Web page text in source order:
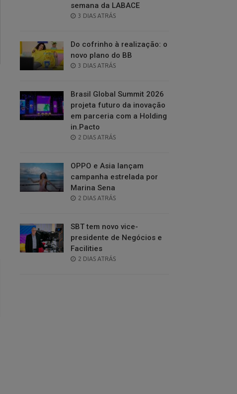
semana da LABACE
POSTED
3 DIAS ATRÁS
Do cofrinho à realização: o
novo plano do BB
POSTED
3 DIAS ATRÁS
Brasil Global Summit 2026
projeta futuro da inovação
em parceria com a Holding
in.Pacto
POSTED
2 DIAS ATRÁS
OPPO e Asia lançam
campanha estrelada por
Marina Sena
POSTED
2 DIAS ATRÁS
SBT tem novo vice-
presidente de Negócios e
Facilities
POSTED
2 DIAS ATRÁS